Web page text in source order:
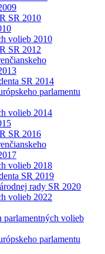
SR 2010
volieb 2010
SR 2012
SR 2014
parlamentu
volieb 2014
SR 2016
volieb 2018
SR 2019
rady SR 2020
volieb 2022
parlamentných volieb
parlamentu